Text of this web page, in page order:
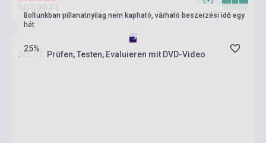
25%
Boltunkban pillanatnyilag nem kapható, várható beszerzési idő egy
hét
DLL 07: Prüfen, Testen, Evaluieren mit DVD-Video